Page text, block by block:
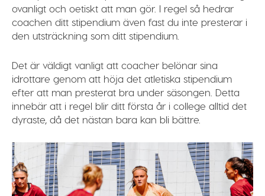
ovanligt och oetiskt att man gör. I regel så hedrar
coachen ditt stipendium även fast du inte presterar i
den utsträckning som ditt stipendium.
Det är väldigt vanligt att coacher belönar sina
idrottare genom att höja det atletiska stipendium
efter att man presterat bra under säsongen. Detta
innebär att i regel blir ditt första år i college alltid det
dyraste, då det nästan bara kan bli bättre.